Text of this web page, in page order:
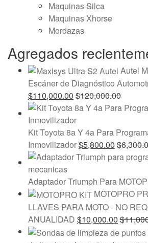
Maquinas Silca
Maquinas Xhorse
Mordazas
Agregados
Autel
Escáner de Diagnóstico
$110,000.00 $120,000.00
Kit Toyota 8a Y 4a Para
Inmovilizador$5,800.00 $
Adaptador Triumph Para
MOTOPRO
LLAVES PARA MOTO - NO
ANUALIDAD $10,000.00 $